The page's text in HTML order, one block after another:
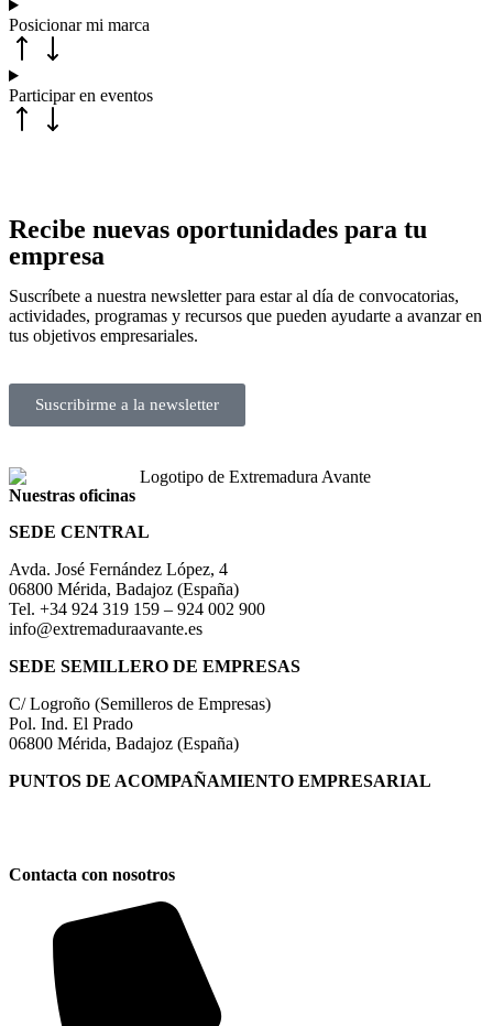
Posicionar mi marca
Participar en eventos
Recibe nuevas oportunidades para tu
empresa
Suscríbete a nuestra newsletter para estar al día de convocatorias,
actividades, programas y recursos que pueden ayudarte a avanzar en
tus objetivos empresariales.
Suscribirme a la newsletter
Nuestras oficinas
SEDE CENTRAL
Avda. José Fernández López, 4
06800 Mérida, Badajoz (España)
Tel. +34 924 319 159 – 924 002 900
info@extremaduraavante.es
SEDE SEMILLERO DE EMPRESAS
C/ Logroño (Semilleros de Empresas)
Pol. Ind. El Prado
06800 Mérida, Badajoz (España)
PUNTOS DE ACOMPAÑAMIENTO EMPRESARIAL
Contacta con nosotros